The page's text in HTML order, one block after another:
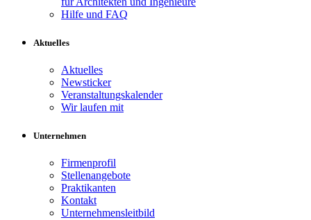
Hilfe und FAQ
Aktuelles
Aktuelles
Newsticker
Veranstaltungskalender
Wir laufen mit
Unternehmen
Firmenprofil
Stellenangebote
Praktikanten
Kontakt
Unternehmensleitbild